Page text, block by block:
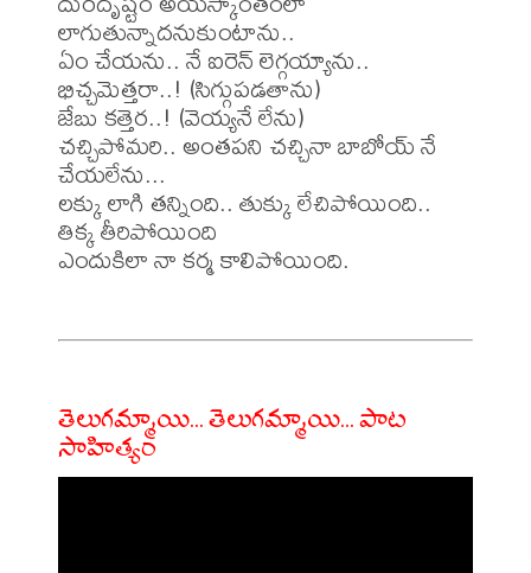
లాగుతున్నాదనుకుంటాను..
ఏం చేయను.. నే ఐరెన్ లెగ్గయ్యాను..
భిచ్చమెత్తరా..! (సిగ్గుపడతాను)
జేబు కత్తెర..! (వెయ్యనే లేను)
చచ్చిపోమరి.. అంతపని చచ్చినా బాబోయ్ నే
చేయలేను...
లక్కు లాగి తన్నింది.. తుక్కు లేచిపోయింది..
తిక్క తీరిపోయింది
ఎందుకిలా నా కర్మ కాలిపోయింది.
తెలుగమ్మాయి... తెలుగమ్మాయి... పాట
సాహిత్యం